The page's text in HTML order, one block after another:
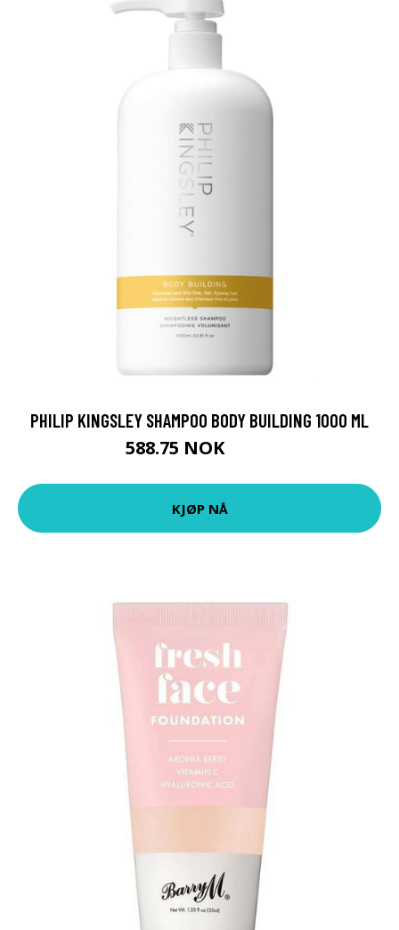
PHILIP KINGSLEY SHAMPOO BODY BUILDING 1000 ML
588.75 NOK
KJØP NÅ